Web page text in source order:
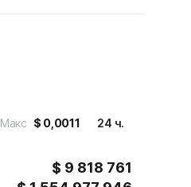
Макс $ 0,0011 24 ч.
$ 9 818 761